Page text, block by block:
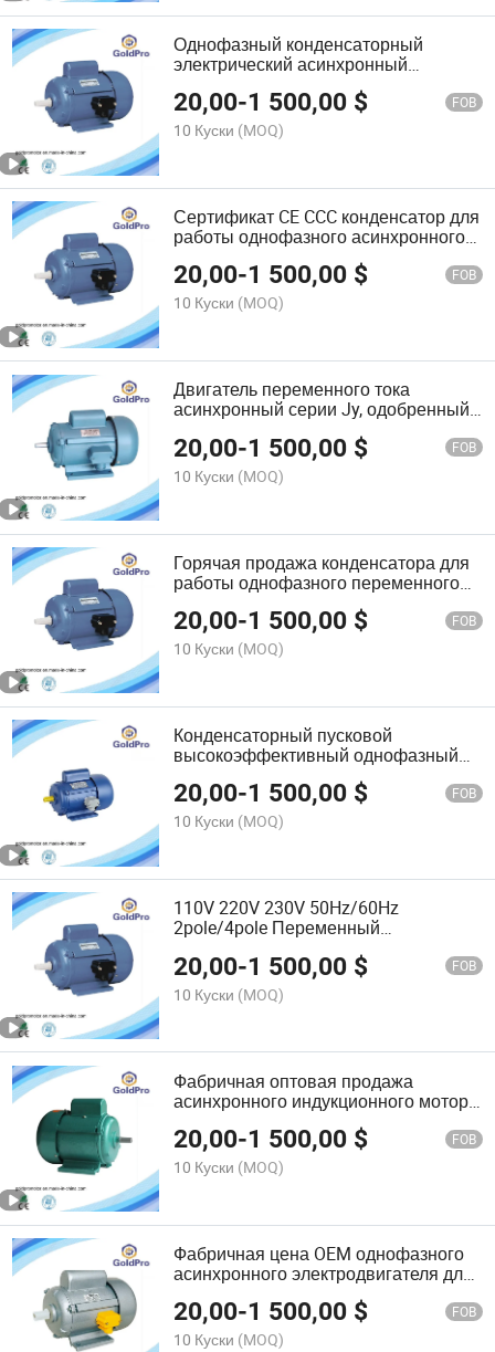
Однофазный конденсаторный
электрический асинхронный
двигатель с чугунным корпусом
20,00-1 500,00 $ FOB
10 Куски (MOQ)
Сертификат CE CCC конденсатор для
работы однофазного асинхронного
двигателя переменного тока
20,00-1 500,00 $ FOB
10 Куски (MOQ)
Двигатель переменного тока
асинхронный серии Jy, одобренный
20,00-1 500,00 $ FOB
10 Куски (MOQ)
Горячая продажа конденсатора для
работы однофазного переменного
тока электрического мотора с
чугунным корпусом
20,00-1 500,00 $ FOB
10 Куски (MOQ)
Конденсаторный пусковой
высокоэффективный однофазный
асинхронный двигатель
20,00-1 500,00 $ FOB
10 Куски (MOQ)
110V 220V 230V 50Hz/60Hz
2pole/4pole Переменный
двигатель
20,00-1 500,00 $ FOB
10 Куски (MOQ)
Фабричная оптовая продажа
асинхронного индукционного мотора
переменного тока с медной
обмоткой на однофазном питании из
чугуна
20,00-1 500,00 $ FOB
10 Куски (MOQ)
Фабричная цена OEM однофазного
асинхронного электродвигателя для
20,00-1 500,00 $ FOB
10 Куски (MOQ)